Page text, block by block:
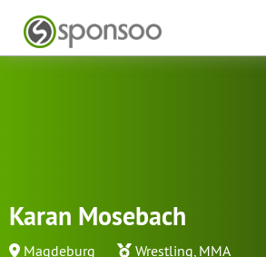
Karan Mosebach
Magdeburg Wrestling, MMA